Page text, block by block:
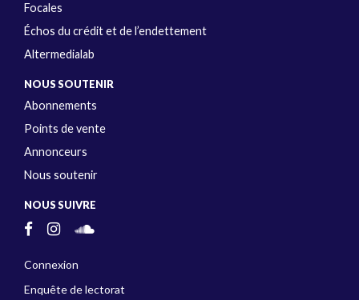
Focales
Échos du crédit et de l’endettement
Altermedialab
NOUS SOUTENIR
Abonnements
Points de vente
Annonceurs
Nous soutenir
NOUS SUIVRE
Connexion
Enquête de lectorat